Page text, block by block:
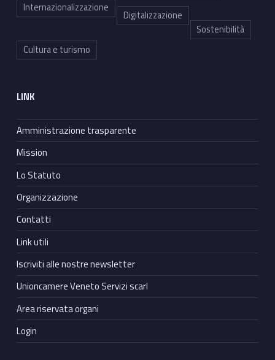
Internazionalizzazione
Digitalizzazione
Sostenibilità
Cultura e turismo
LINK
Amministrazione trasparente
Mission
Lo Statuto
Organizzazione
Contatti
Link utili
Iscriviti alle nostre newsletter
Unioncamere Veneto Servizi scarl
Area riservata organi
Login